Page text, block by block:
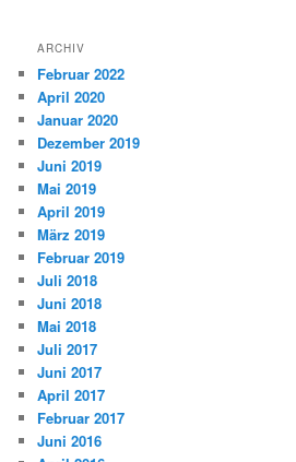
ARCHIV
Februar 2022
April 2020
Januar 2020
Dezember 2019
Juni 2019
Mai 2019
April 2019
März 2019
Februar 2019
Juli 2018
Juni 2018
Mai 2018
Juli 2017
Juni 2017
April 2017
Februar 2017
Juni 2016